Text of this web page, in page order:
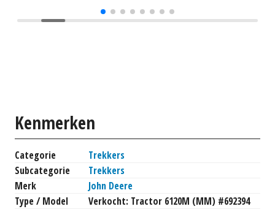
Kenmerken
Categorie
Trekkers
Subcategorie
Trekkers
Merk
John Deere
Type / Model
Verkocht: Tractor 6120M (MM) #692394